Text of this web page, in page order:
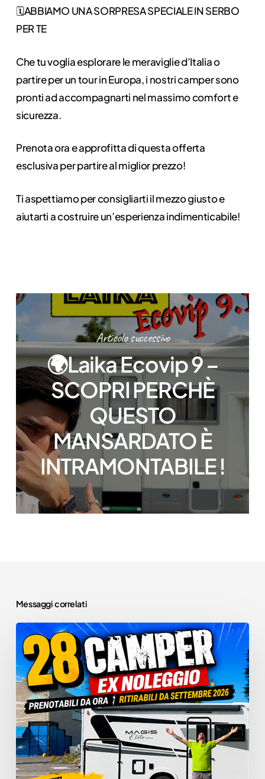
🗓️ABBIAMO UNA SORPRESA SPECIALE IN SERBO
PER TE
Che tu voglia esplorare le meraviglie d’Italia o
partire per un tour in Europa, i nostri camper sono
pronti ad accompagnarti nel massimo comfort e
sicurezza.
Prenota ora e approfitta di questa offerta
esclusiva per partire al miglior prezzo!
Ti aspettiamo per consigliarti il mezzo giusto e
aiutarti a costruire un’esperienza indimenticabile!
Articolo successivo
🌍Laika Ecovip 9 –
SCOPRI PERCHÈ
QUESTO
MANSARDATO È
INTRAMONTABILE !
Messaggi correlati
🌍
28
Camper
Usati
Ex
Noleggio:
LE
MIGLIORI
OCCASIONI